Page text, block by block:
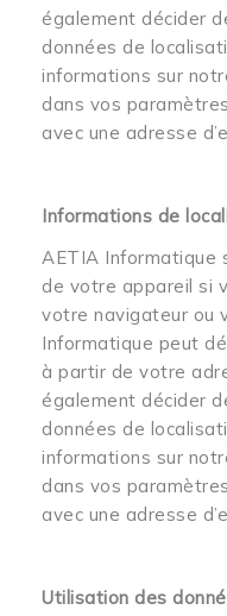
également décider
données de
informations sur
dans vos
avec une adresse
Informations de
AETIA Informatique
de votre appareil si
votre navigateur ou
Informatique peut
à partir de votre
également décider
données de
informations sur
dans vos
avec une adresse
Utilisation des